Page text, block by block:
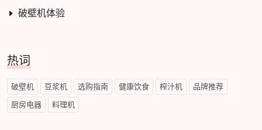
破壁机体验
热词
破壁机 豆浆机 选购指南 健康饮食 榨汁机 品牌推荐
厨房电器 料理机